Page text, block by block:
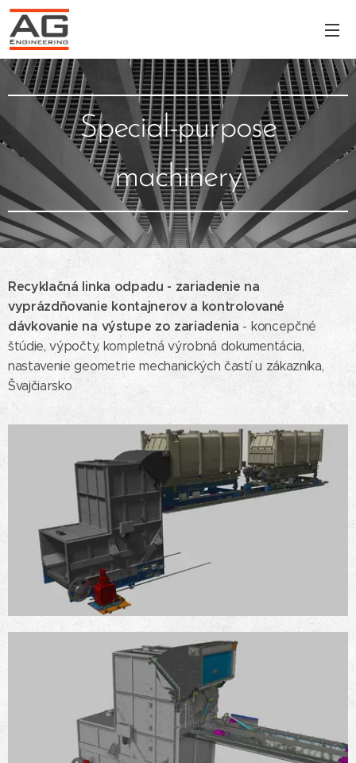
Special-purpose
machinery
Recyklačná linka odpadu - zariadenie na
vyprázdňovanie kontajnerov a kontrolované
dávkovanie na výstupe zo zariadenia - koncepčné
štúdie, výpočty, kompletná výrobná dokumentácia,
nastavenie geometrie mechanických častí u zákazníka,
Švajčiarsko